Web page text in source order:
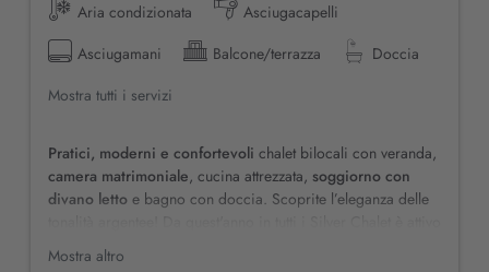
Aria condizionata
Asciugacapelli
Asciugamani
Balcone/terrazza
Doccia
Mostra tutti i servizi
Pratici, moderni e confortevoli chalet bilocali con veranda,
camera matrimoniale, cucina attrezzata, soggiorno con
divano letto e bagno con doccia. Scoprite l’eleganza delle
il servizio SKY TV per tutta la famiglia.
Mostra altro